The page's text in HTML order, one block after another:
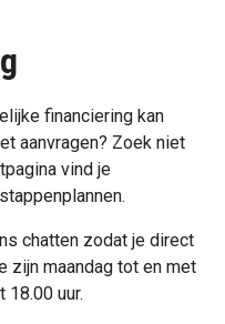
financiering kan
aanvragen? Zoek niet
vind je
chatten zodat je direct
zijn maandag tot en met
18.00 uur.